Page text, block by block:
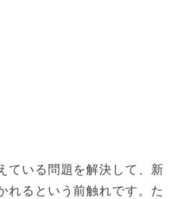
ている問題を解決して、新
れるという前触れです。た